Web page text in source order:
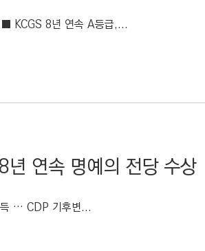
KCGS 8년 연속 A등급,...
년 연속 명예의 전당 수상
득 … CDP 기후변...